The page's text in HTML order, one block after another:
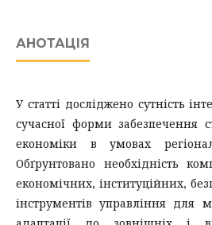
АНОТАЦІЯ
У статті досліджено сутність
сучасної форми забезпечення
економіки в умовах
Обґрунтовано необхідність
економічних, інституційних,
інструментів управління для